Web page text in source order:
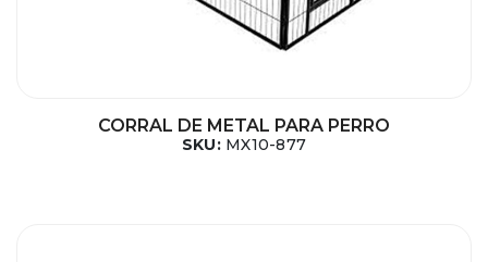
CORRAL DE METAL PARA PERRO
SKU: MX10-877